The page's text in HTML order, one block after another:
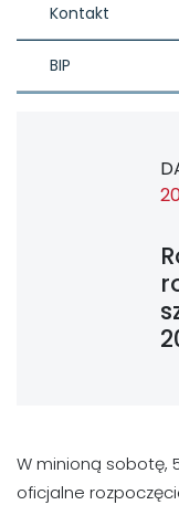
Kontakt
BIP
W minioną sobotę,
oficjalne